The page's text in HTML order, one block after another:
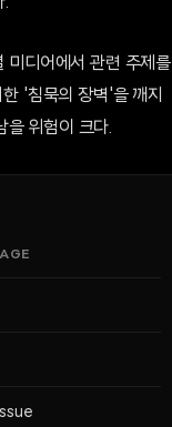
미디어에서 관련 주제를
'침묵의 장벽'을 깨지
을 위험이 크다.